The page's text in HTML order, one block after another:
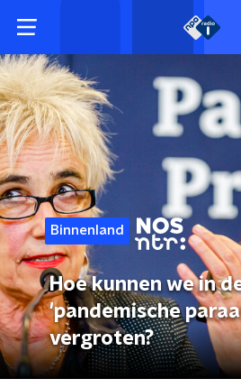
Binnenland
Hoe kunnen we in
'pandemische
vergroten?